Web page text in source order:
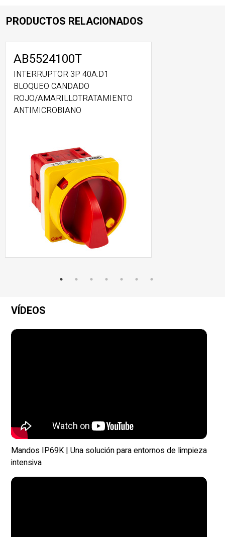
PRODUCTOS RELACIONADOS
AB5524100T
INTERRUPTOR 3P 40A.D1
BLOQUEO CANDADO
ROJO/AMARILLOTRATAMIENTO
ANTIMICROBIANO
VÍDEOS
Mandos IP69K | Una solución para entornos de limpieza
intensiva